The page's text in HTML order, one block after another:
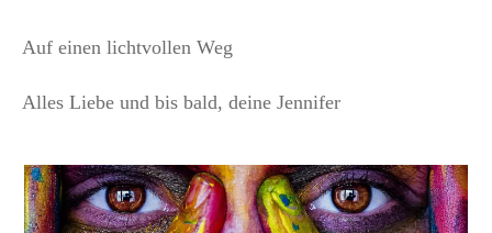
Auf einen lichtvollen Weg
Alles Liebe und bis bald, deine Jennifer